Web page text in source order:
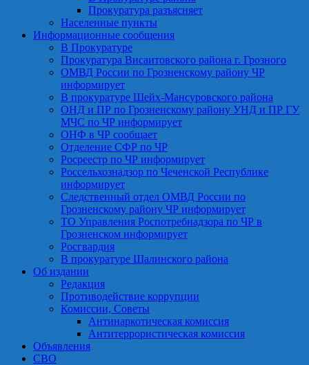
Прокуратура разъясняет
Населенные пункты
Информационные сообщения
В Прокуратуре
Прокуратура Висаитовского района г. Грозного
ОМВД России по Грозненскому району ЧР
информирует
В прокуратуре Шейх-Мансуровского района
ОНД и ПР по Грозненскому району УНД и ПР ГУ
МЧС по ЧР информирует
ОНФ в ЧР сообщает
Отделение СФР по ЧР
Росреестр по ЧР информирует
Россельхознадзор по Чеченской Республике
информирует
Следственный отдел ОМВД России по
Грозненскому району ЧР информирует
ТО Управления Роспотребнадзора по ЧР в
Грозненском информирует
Росгвардия
В прокуратуре Шалинского района
Об издании
Редакция
Противодействие коррупции
Комиссии, Советы
Антинаркотическая комиссия
Антитеррористическая комиссия
Объявления
СВО